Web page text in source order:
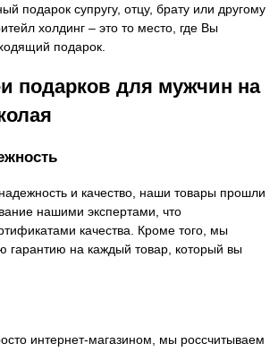
подарок супругу, отцу, брату или другому
холдинг – это то место, где Вы
подарок.
подарков для мужчин на
и качество, наши товары прошли
нашими экспертами, что
качества. Кроме того, мы
гарантию на каждый товар, который вы
интернет-магазином, мы россчитываем